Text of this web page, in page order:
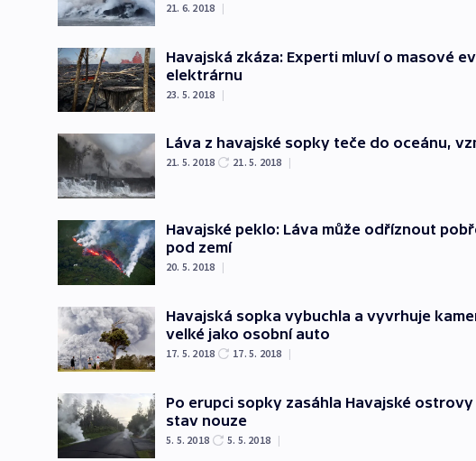
21. 6. 2018 |
Havajská zkáza: Experti mluví o masové
elektrárnu
23. 5. 2018 |
Láva z havajské sopky teče do oceánu,
21. 5. 2018 21. 5. 2018 |
Havajské peklo: Láva může odříznout
pod zemí
20. 5. 2018 |
Havajská sopka vybuchla a vyvrhuje
velké jako osobní auto
17. 5. 2018 17. 5. 2018 |
Po erupci sopky zasáhla Havajské
stav nouze
5. 5. 2018 5. 5. 2018 |